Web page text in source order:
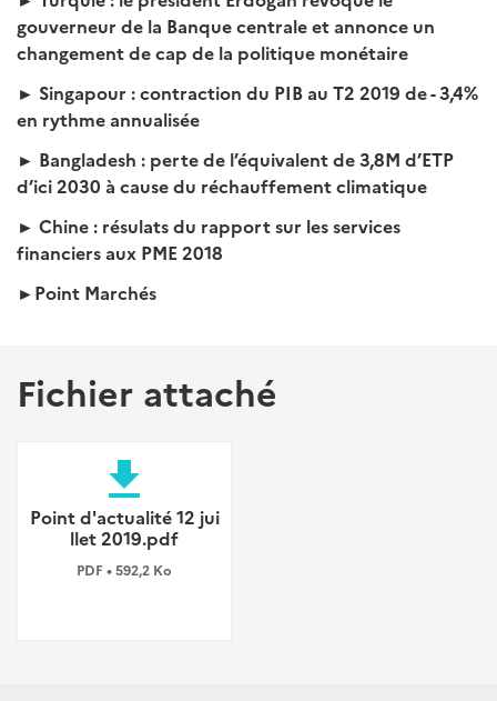
gouverneur de la Banque centrale et annonce un
changement de cap de la politique monétaire
► Singapour : contraction du PIB au T2 2019 de - 3,4%
en rythme annualisée
► Bangladesh : perte de l’équivalent de 3,8M d’ETP
d’ici 2030 à cause du réchauffement climatique
► Chine : résulats du rapport sur les services
financiers aux PME 2018
►Point Marchés
Fichier attaché
file_download
Point d'actualité 12 jui
llet 2019.pdf
PDF • 592,2 Ko